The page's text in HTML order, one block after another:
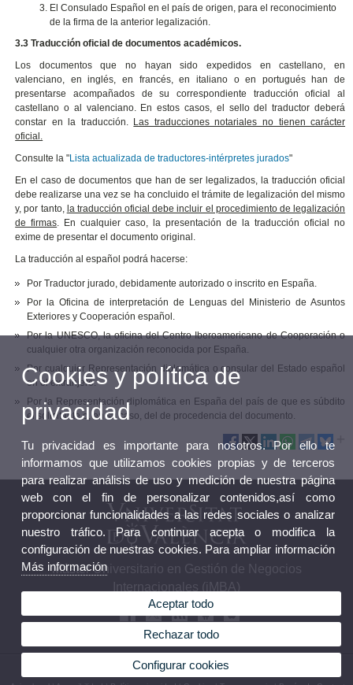
El Consulado Español en el país de origen, para el reconocimiento
de la firma de la anterior legalización.
3.3 Traducción oficial de documentos académicos.
Los documentos que no hayan sido expedidos en castellano, en
valenciano, en inglés, en francés, en italiano o en portugués han de
presentarse acompañados de su correspondiente traducción oficial al
castellano o al valenciano. En estos casos, el sello del traductor deberá
constar en la traducción. Las traducciones notariales no tienen carácter
oficial.
Consulte la "Lista actualizada de traductores-intérpretes jurados"
En el caso de documentos que han de ser legalizados, la traducción oficial
debe realizarse una vez se ha concluido el trámite de legalización del mismo
y, por tanto, la traducción oficial debe incluir el procedimiento de legalización
de firmas . En cualquier caso, la presentación de la traducción oficial no
exime de presentar el documento original.
La traducción al español podrá hacerse:
Por Traductor jurado, debidamente autorizado o inscrito en España.
Por la Oficina de interpretación de Lenguas del Ministerio de Asuntos
Exteriores y Cooperación español.
Por la UNESCO, la oficina del Centro Iberoamericano de Cooperación o
cualquier otra organización reconocida por España.
Por cualquier Representación diplomática o consular del Estado español
en el extranjero.
Por la Representación diplomática en España del país de que es súbdito
el solicitante o, en su caso, del de procedencia del documento.
Máster Universitario en Gestión de Negocios
Internacionales (iMBA)
© 2026 UV. - Av. dels Tarongers, s/n. 46022 Valencia. Teléfono: 96 3828549
Cookies y política de
privacidad
Tu privacidad es importante para nosotros. Por ello te
informamos que utilizamos cookies propias y de terceros
para realizar análisis de uso y medición de nuestra página
web con el fin de personalizar contenidos,así como
proporcionar funcionalidades a las redes sociales o analizar
nuestro tráfico. Para continuar acepta o modifica la
configuración de nuestras cookies. Para ampliar información
Más información
Aceptar todo
Rechazar todo
Configurar cookies